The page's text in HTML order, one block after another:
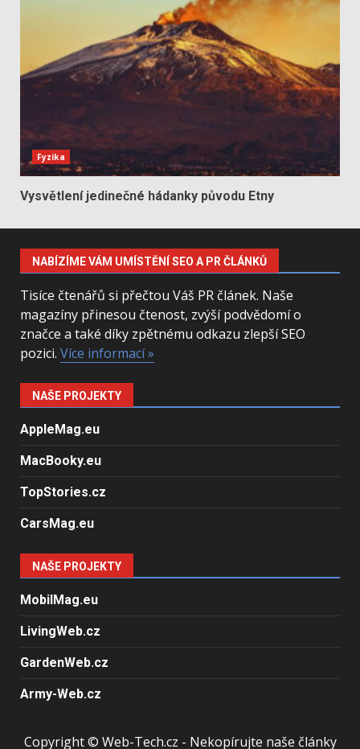
Fyzika
Vysvětlení jedinečné hádanky původu Etny
NABÍZÍME VÁM UMÍSTĚNÍ SEO A PR ČLÁNKŮ
Tisíce čtenářů si přečtou Váš PR článek. Naše
magazíny přinesou čtenost, zvýší podvědomí o
značce a také díky zpětnému odkazu zlepší SEO
pozici. Více informací »
NAŠE PROJEKTY
AppleMag.eu
MacBooky.eu
TopStories.cz
CarsMag.eu
NAŠE PROJEKTY
MobilMag.eu
LivingWeb.cz
GardenWeb.cz
Army-Web.cz
Copyright © Web-Tech.cz - Nekopírujte naše články